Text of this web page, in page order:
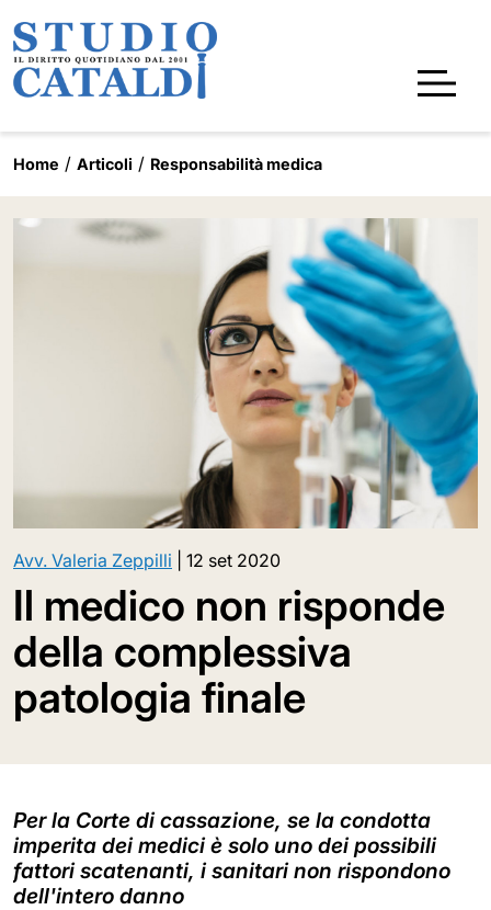
Home Articoli Responsabilità medica
Avv. Valeria Zeppilli 12 set 2020
Il medico non risponde
della complessiva
patologia finale
Per la Corte di cassazione, se la condotta
imperita dei medici è solo uno dei possibili
fattori scatenanti, i sanitari non rispondono
dell'intero danno